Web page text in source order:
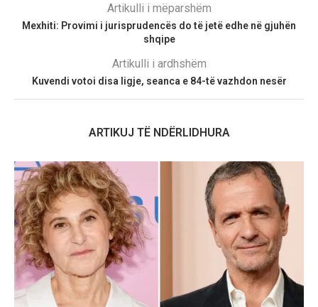
Artikulli i mëparshëm
Mexhiti: Provimi i jurisprudencës do të jetë edhe në gjuhën
shqipe
Artikulli i ardhshëm
Kuvendi votoi disa ligje, seanca e 84-të vazhdon nesër
ARTIKUJ TË NDËRLIDHURA